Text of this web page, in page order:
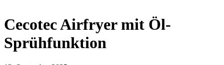
Cecotec Airfryer mit Öl-
Sprühfunktion